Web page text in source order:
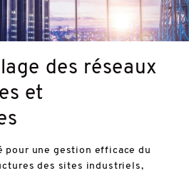
des réseaux
et
pour une gestion efficace du
des sites industriels,